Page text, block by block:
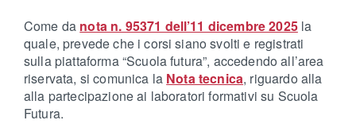
Come da nota n. 95371 dell’11 dicembre 2025la
quale, prevede che i corsi siano svolti e registrati
sulla piattaforma “Scuola futura”, accedendo all’area
riservata, si comunica la Nota tecnica, riguardo alla
alla partecipazione ai laboratori formativi su Scuola
Futura.